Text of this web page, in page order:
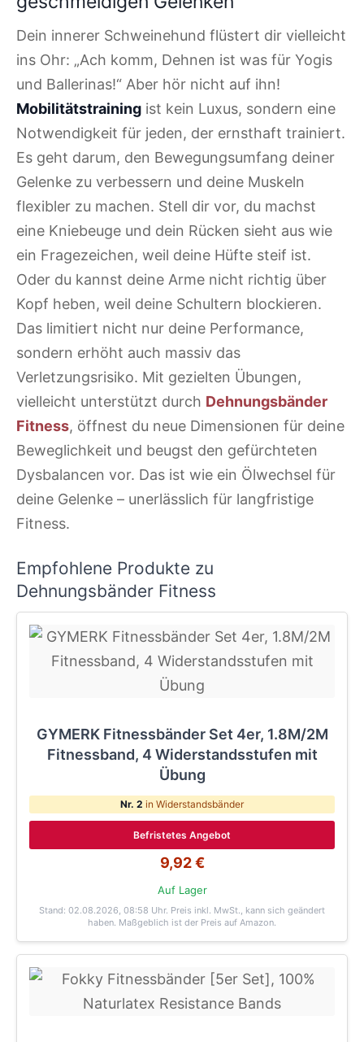
Dein innerer Schweinehund flüstert dir vielleicht
ins Ohr: „Ach komm, Dehnen ist was für Yogis
und Ballerinas!“ Aber hör nicht auf ihn!
Mobilitätstraining ist kein Luxus, sondern eine
Notwendigkeit für jeden, der ernsthaft trainiert.
Es geht darum, den Bewegungsumfang deiner
Gelenke zu verbessern und deine Muskeln
flexibler zu machen. Stell dir vor, du machst
eine Kniebeuge und dein Rücken sieht aus wie
ein Fragezeichen, weil deine Hüfte steif ist.
Oder du kannst deine Arme nicht richtig über
Kopf heben, weil deine Schultern blockieren.
Das limitiert nicht nur deine Performance,
sondern erhöht auch massiv das
Verletzungsrisiko. Mit gezielten Übungen,
vielleicht unterstützt durch Dehnungsbänder
Fitness, öffnest du neue Dimensionen für deine
Beweglichkeit und beugst den gefürchteten
Dysbalancen vor. Das ist wie ein Ölwechsel für
deine Gelenke – unerlässlich für langfristige
Fitness.
Empfohlene Produkte zu
Dehnungsbänder Fitness
GYMERK Fitnessbänder Set 4er, 1.8M/2M
Fitnessband, 4 Widerstandsstufen mit
Übung
Nr. 2 in Widerstandsbänder
Befristetes Angebot
9,92 €
Auf Lager
Stand: 02.08.2026, 08:58 Uhr. Preis inkl. MwSt., kann sich geändert
haben. Maßgeblich ist der Preis auf Amazon.